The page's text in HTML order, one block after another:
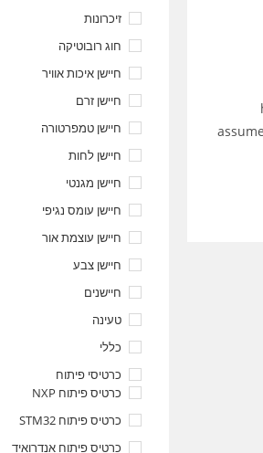
זיכרונות
חוג רובוטיקה
חיישן איכות אוויר
חיישן זרם
חיישן טמפרטורה
חיישן לחות
חיישן מגנטי
חיישן עומס נגיפי
חיישן עוצמת אור
חיישן צבע
חיישנים
טעינה
כללי
כרטיסי פיתוח
כרטיס פיתוח NXP
כרטיס פיתוח STM32
כרטיס פיתוח אנדרואיד